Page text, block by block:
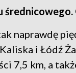
naprawdę
i Łódź
7,5 km, a